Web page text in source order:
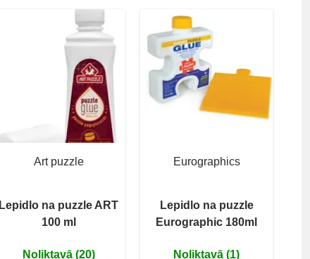
Art puzzle
Lepidlo na puzzle ART
100 ml
Noliktavā (20)
Eurographics
Lepidlo na puzzle
Eurographic 180ml
Noliktavā (1)